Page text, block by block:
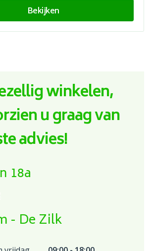
Bekijken
winkelen,
u graag van
advies!
18a
- De Zilk